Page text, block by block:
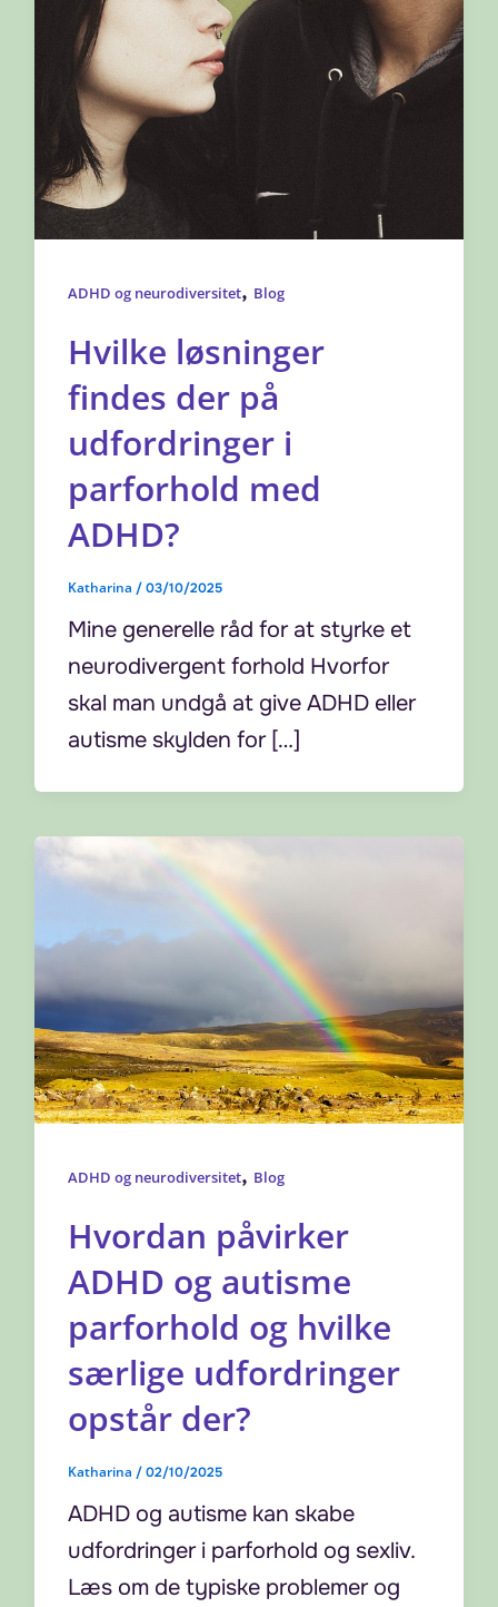
ADHD og neurodiversitet, Blog
Hvilke løsninger
findes der på
udfordringer i
parforhold med
ADHD?
Katharina / 03/10/2025
Mine generelle råd for at styrke et
neurodivergent forhold Hvorfor
skal man undgå at give ADHD eller
autisme skylden for […]
ADHD og neurodiversitet, Blog
Hvordan påvirker
ADHD og autisme
parforhold og hvilke
særlige udfordringer
opstår der?
Katharina / 02/10/2025
ADHD og autisme kan skabe
udfordringer i parforhold og sexliv.
Læs om de typiske problemer og